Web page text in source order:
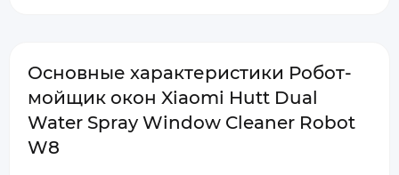
Основные характеристики Робот-
мойщик окон Xiaomi Hutt Dual
Water Spray Window Cleaner Robot
W8